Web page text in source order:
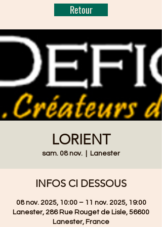
Retour
LORIENT
sam. 08 nov. Lanester
INFOS CI DESSOUS
08 nov. 2025, 10:00 – 11 nov. 2025, 19:00
Lanester, 286 Rue Rouget de Lisle, 56600
Lanester, France